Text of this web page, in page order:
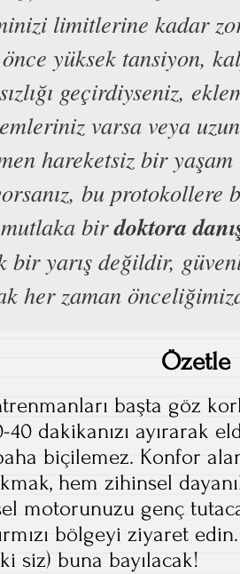
limitlerine kadar
yüksek tansiyon,
geçirdiyseniz,
varsa veya
hareketsiz bir yaşam
bu protokollere
birdoktora
bir yarış değildir,
her zaman
Özetle
başta göz
40 dakikanızı ayırarak
biçilemez. Konfor
hem zihinsel
motorunuzu genç
bölgeyi ziyaret
siz) buna bayılacak!